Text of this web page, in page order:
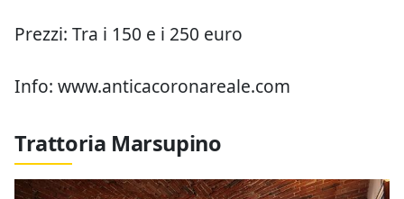
Prezzi: Tra i 150 e i 250 euro
Info: www.anticacoronareale.com
Trattoria Marsupino